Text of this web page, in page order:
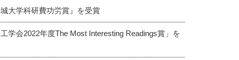
大学科研費功労賞』を受賞
学会2022年度The Most Interesting Readings賞」を